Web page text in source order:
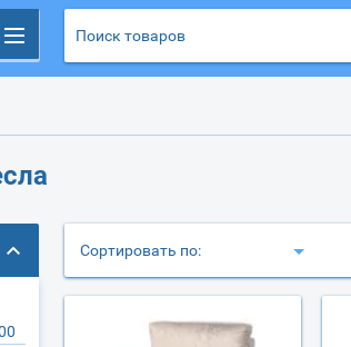
Сортировать по: